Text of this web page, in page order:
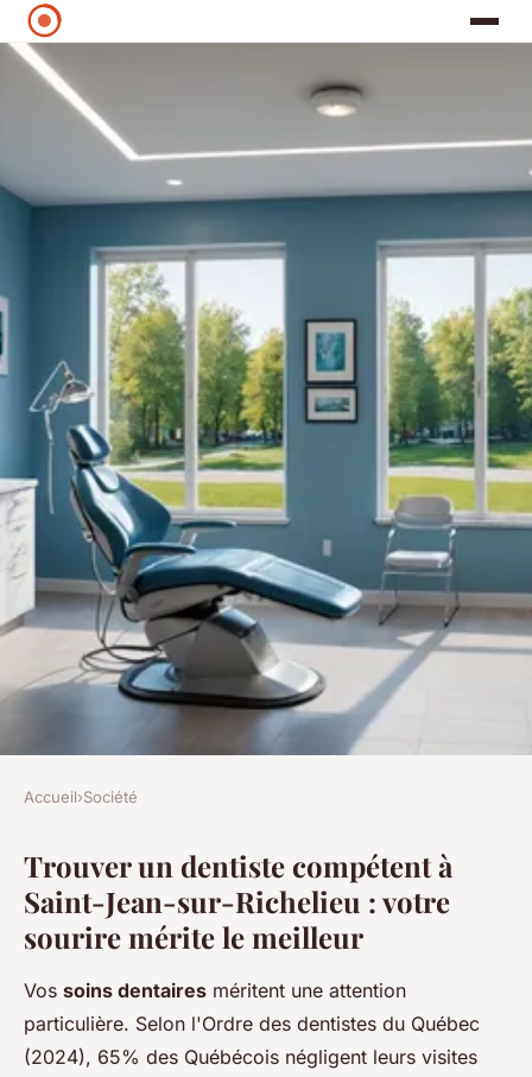
Votre dentiste idéal à saint-
jean-sur-richelieu vous
attend!
Charlie•16 décembre 2025•6 min de lecture
Accueil›Société
Trouver un dentiste compétent à
Saint-Jean-sur-Richelieu : votre
sourire mérite le meilleur
Vos soins dentaires méritent une attention
particulière. Selon l'Ordre des dentistes du Québec
(2024), 65% des Québécois négligent leurs visites